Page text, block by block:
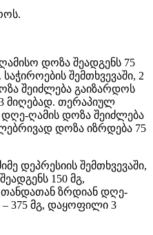
დოზა შეადგენს 75
შემთხვევაში, 2
შეიძლება გაიზარდოს
მიღებად. თერაპიულ
ღამის დოზა შეიძლება
დოზა იზრდება 75
დეპრესიის შემთხვევაში,
150 მგ,
თანდათან ზრდიან დღე-
375 მგ, დაყოფილი 3